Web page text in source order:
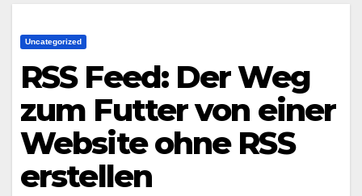
Uncategorized
RSS Feed: Der Weg
zum Futter von einer
Website ohne RSS
erstellen